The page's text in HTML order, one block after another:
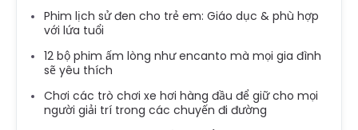
Phim lịch sử đen cho trẻ em: Giáo dục & phù hợp
với lứa tuổi
12 bộ phim ấm lòng như encanto mà mọi gia đình
sẽ yêu thích
Chơi các trò chơi xe hơi hàng đầu để giữ cho mọi
người giải trí trong các chuyến đi đường